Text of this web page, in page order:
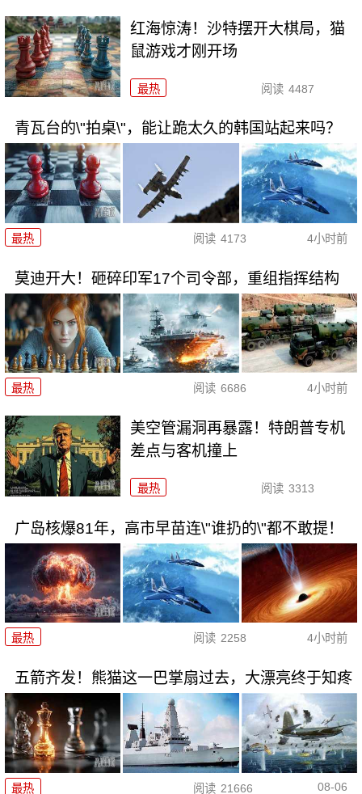
红海惊涛！沙特摆开大棋局，猫
鼠游戏才刚开场
最热 阅读 4487
青瓦台的\"拍桌\"，能让跪太久的韩国站起来吗？
最热 阅读 4173 4小时前
莫迪开大！砸碎印军17个司令部，重组指挥结构
最热 阅读 6686 4小时前
美空管漏洞再暴露！特朗普专机
差点与客机撞上
最热 阅读 3313
广岛核爆81年，高市早苗连\"谁扔的\"都不敢提！
最热 阅读 2258 4小时前
五箭齐发！熊猫这一巴掌扇过去，大漂亮终于知疼
最热 阅读 21666 08-06